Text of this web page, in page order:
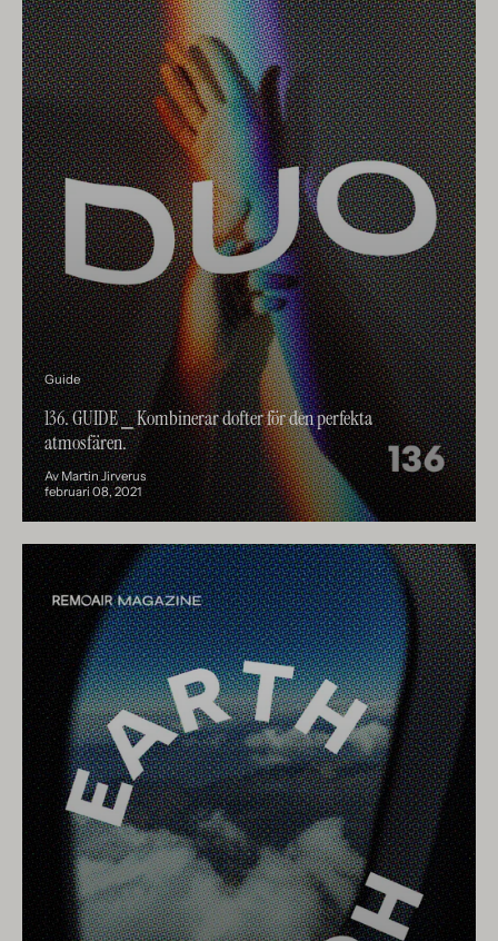
Guide
136. GUIDE ⎯ Kombinerar dofter för den perfekta
atmosfären.
Av Martin Jirverus
februari 08, 2021